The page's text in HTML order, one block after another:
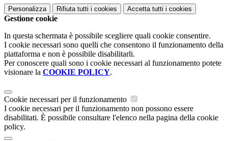
Personalizza Rifiuta tutti i cookies Accetta tutti i cookies
Gestione cookie
In questa schermata è possibile scegliere quali cookie consentire.
I cookie necessari sono quelli che consentono il funzionamento della
piattaforma e non è possibile disabilitarli.
Per conoscere quali sono i cookie necessari al funzionamento potete
visionare la COOKIE POLICY.
Cookie necessari per il funzionamento
I cookie necessari per il funzionamento non possono essere
disabilitati. È possibile consultare l'elenco nella pagina della cookie
policy.